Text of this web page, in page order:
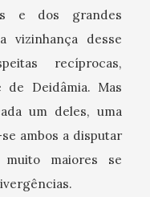
e dos grandes
vizinhança desse
recíprocas,
Deidâmia. Mas
um deles, uma
ambos a disputar
maiores se